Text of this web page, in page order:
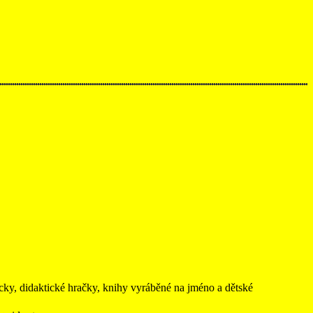
didaktické hračky, knihy vyráběné na jméno a dětské